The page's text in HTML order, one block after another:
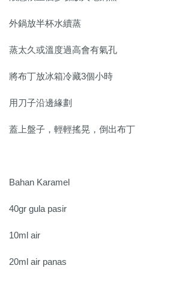
外鍋放半杯水續蒸
蒸太久或溫度過高會有氣孔
將布丁放冰箱冷藏3個小時
用刀子沿邊緣劃
蓋上盤子，輕輕搖晃，倒出布丁
Bahan Karamel
40gr gula pasir
10ml air
20ml air panas